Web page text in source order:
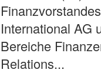
International AG
Bereiche
Relations...